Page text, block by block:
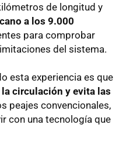
de longitud y
a los 9.000
para comprobar
del sistema.
esta experiencia es que
circulación y evita las
peajes convencionales,
con una tecnología que